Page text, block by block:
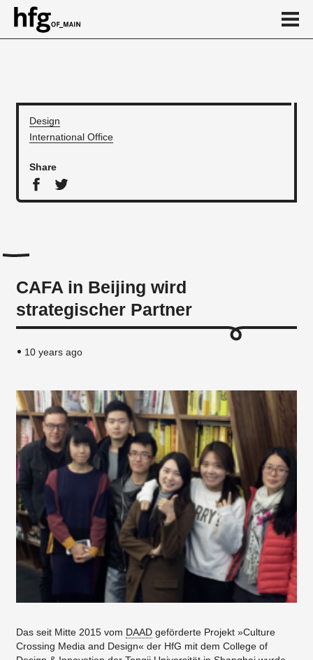
News
Design in Cuba
Design
International Office
Share
CAFA in Beijing wird
strategischer Partner
10 years ago
Das seit Mitte 2015 vom DAAD geförderte Projekt »Culture
Crossing Media and Design« der HfG mit dem College of